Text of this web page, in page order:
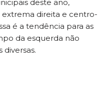
deste ano,
direita e centro-
é a tendência para as
da esquerda não